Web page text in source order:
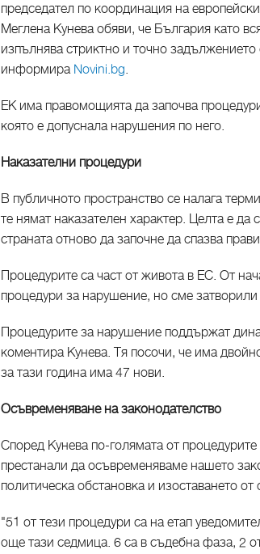
председател по координация на
Меглена Кунева обяви, че България като
изпълнява стриктно и точно
информира Novini.bg.
ЕК има правомощията да започва
която е допуснала нарушения по него.
Наказателни процедури
В публичното пространство се налага
те нямат наказателен характер. Целта е да
страната отново да започне да спазва
Процедурите са част от живота в ЕС. От
процедури за нарушение, но сме затворили
Процедурите за нарушение поддържат
коментира Кунева. Тя посочи, че има
за тази година има 47 нови.
Осъвременяване на законодателство
Според Кунева по-голямата от
престанали да осъвременяваме нашето
политическа обстановка и изоставането
"51 от тези процедури са на етап
още тази седмица. 6 са в съдебна фаза, 2